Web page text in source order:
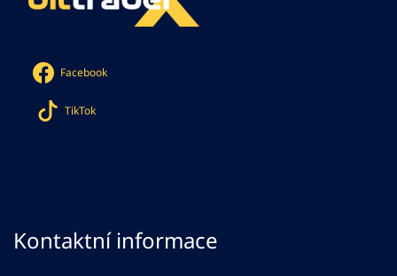
Facebook
TikTok
Kontaktní informace